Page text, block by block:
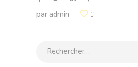
paradmin 1
Rechercher: